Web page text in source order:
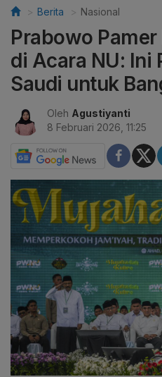
Berita Nasional
Prabowo
di Acara NU: Ini
Saudi untuk
Oleh Agustiyanti
8 Februari 2026, 11:25